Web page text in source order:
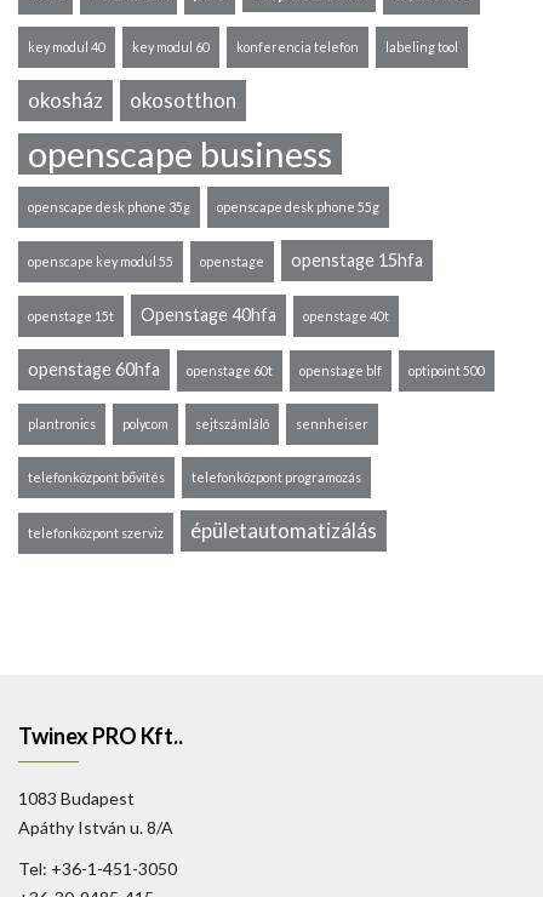
key modul 40 key modul 60 konferencia telefon labeling tool
okosház okosotthon
openscape business
openscape desk phone 35g openscape desk phone 55g
openscape key modul 55 openstage openstage 15hfa
openstage 15t Openstage 40hfa openstage 40t
openstage 60hfa openstage 60t openstage blf optipoint 500
plantronics polycom sejtszámláló sennheiser
telefonközpont bővítés telefonközpont programozás
telefonközpont szerviz épületautomatizálás
Twinex PRO Kft..
1083 Budapest
Apáthy István u. 8/A
Tel: +36-1-451-3050